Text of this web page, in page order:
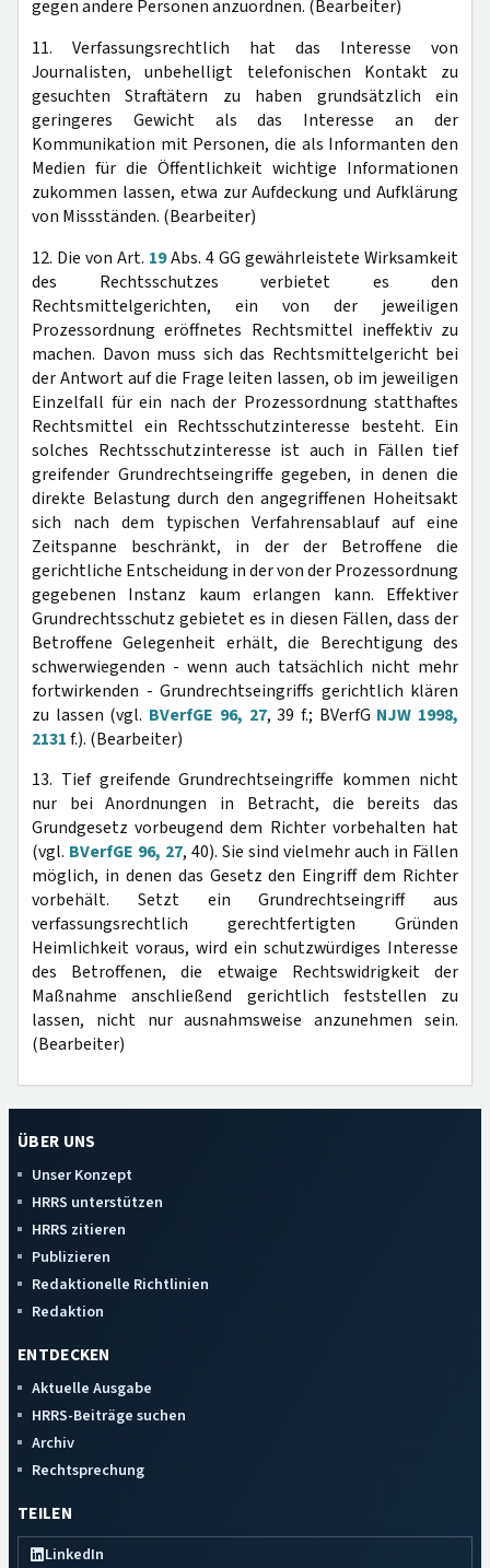
gegen andere Personen anzuordnen. (Bearbeiter)
11. Verfassungsrechtlich hat das Interesse von
Journalisten, unbehelligt telefonischen Kontakt zu
gesuchten Straftätern zu haben grundsätzlich ein
geringeres Gewicht als das Interesse an der
Kommunikation mit Personen, die als Informanten den
Medien für die Öffentlichkeit wichtige Informationen
zukommen lassen, etwa zur Aufdeckung und Aufklärung
von Missständen. (Bearbeiter)
12. Die von Art. 19Abs. 4 GG gewährleistete Wirksamkeit
des Rechtsschutzes verbietet es den
Rechtsmittelgerichten, ein von der jeweiligen
Prozessordnung eröffnetes Rechtsmittel ineffektiv zu
machen. Davon muss sich das Rechtsmittelgericht bei
der Antwort auf die Frage leiten lassen, ob im jeweiligen
Einzelfall für ein nach der Prozessordnung statthaftes
Rechtsmittel ein Rechtsschutzinteresse besteht. Ein
solches Rechtsschutzinteresse ist auch in Fällen tief
greifender Grundrechtseingriffe gegeben, in denen die
direkte Belastung durch den angegriffenen Hoheitsakt
sich nach dem typischen Verfahrensablauf auf eine
Zeitspanne beschränkt, in der der Betroffene die
gerichtliche Entscheidung in der von der Prozessordnung
gegebenen Instanz kaum erlangen kann. Effektiver
Grundrechtsschutz gebietet es in diesen Fällen, dass der
Betroffene Gelegenheit erhält, die Berechtigung des
schwerwiegenden - wenn auch tatsächlich nicht mehr
fortwirkenden - Grundrechtseingriffs gerichtlich klären
zu lassen (vgl. BVerfGE 96, 27, 39 f.; BVerfG NJW 1998,
2131f.). (Bearbeiter)
13. Tief greifende Grundrechtseingriffe kommen nicht
nur bei Anordnungen in Betracht, die bereits das
Grundgesetz vorbeugend dem Richter vorbehalten hat
(vgl. BVerfGE 96, 27, 40). Sie sind vielmehr auch in Fällen
möglich, in denen das Gesetz den Eingriff dem Richter
vorbehält. Setzt ein Grundrechtseingriff aus
verfassungsrechtlich gerechtfertigten Gründen
Heimlichkeit voraus, wird ein schutzwürdiges Interesse
des Betroffenen, die etwaige Rechtswidrigkeit der
Maßnahme anschließend gerichtlich feststellen zu
lassen, nicht nur ausnahmsweise anzunehmen sein.
(Bearbeiter)
ÜBER UNS
Unser Konzept
HRRS unterstützen
HRRS zitieren
Publizieren
Redaktionelle Richtlinien
Redaktion
ENTDECKEN
Aktuelle Ausgabe
HRRS-Beiträge suchen
Archiv
Rechtsprechung
TEILEN
LinkedIn